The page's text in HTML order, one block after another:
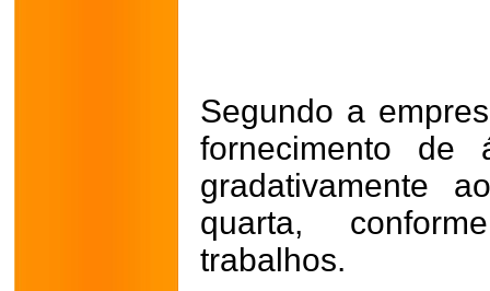
Segundo a
fornecimento de
gradativamente
quarta,
trabalhos.